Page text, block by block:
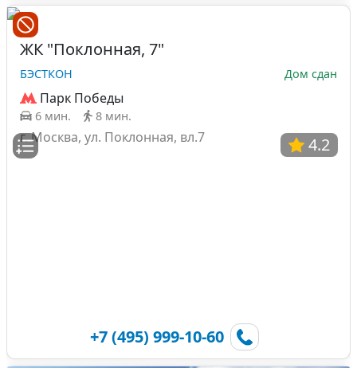
4.2
ЖК "Поклонная, 7"
БЭСТКОН Дом сдан
Парк Победы
6 мин. 8 мин.
г. Москва, ул. Поклонная, вл.7
+7 (495) 999-10-60